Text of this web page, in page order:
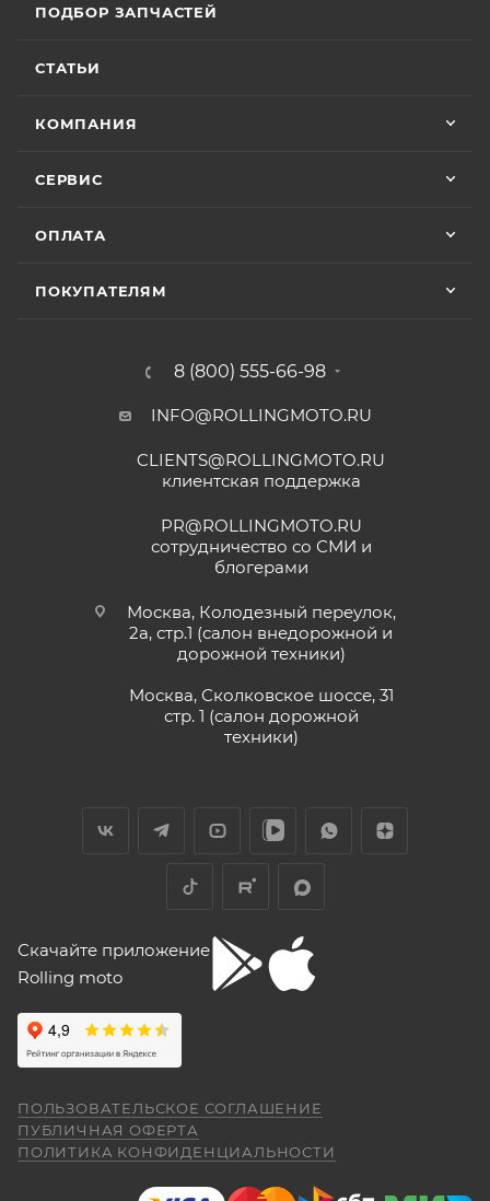
ПОДБОР ЗАПЧАСТЕЙ
СТАТЬИ
КОМПАНИЯ
СЕРВИС
ОПЛАТА
ПОКУПАТЕЛЯМ
8 (800) 555-66-98
INFO@ROLLINGMOTO.RU
CLIENTS@ROLLINGMOTO.RU
клиентская поддержка
PR@ROLLINGMOTO.RU
сотрудничество со СМИ и
блогерами
Москва, Колодезный переулок,
2а, стр.1 (салон внедорожной и
дорожной техники)
Москва, Сколковское шоссе, 31
стр. 1 (салон дорожной
техники)
Скачайте приложение
Rolling moto
ПОЛЬЗОВАТЕЛЬСКОЕ СОГЛАШЕНИЕ
ПУБЛИЧНАЯ ОФЕРТА
ПОЛИТИКА КОНФИДЕНЦИАЛЬНОСТИ